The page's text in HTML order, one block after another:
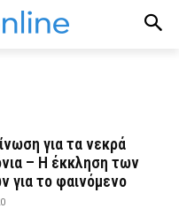
για τα νεκρά
– Η έκκληση των
για το φαινόμενο